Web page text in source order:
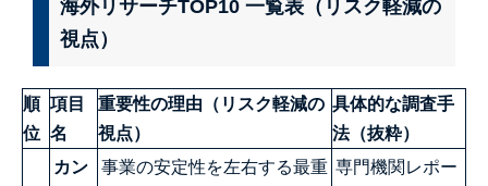
海外リサーチTOP10 一覧表（リスク軽減の
視点）
順
位
項目
名
重要性の理由（リスク軽減の
視点）
具体的な調査手
法（抜粋）
カン
事業の安定性を左右する最重 専門機関レポー